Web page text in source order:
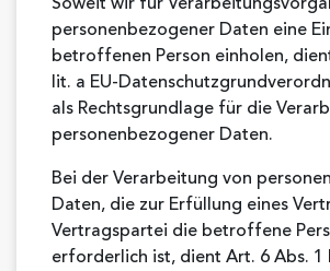
Soweit wir für
personenbezogener Daten eine
betroffenen Person einholen,
lit. a EU-
als Rechtsgrundlage für die
personenbezogener Daten.
Bei der Verarbeitung von
Daten, die zur Erfüllung eines
Vertragspartei die betroffene
erforderlich ist, dient Art. 6 Abs. 1